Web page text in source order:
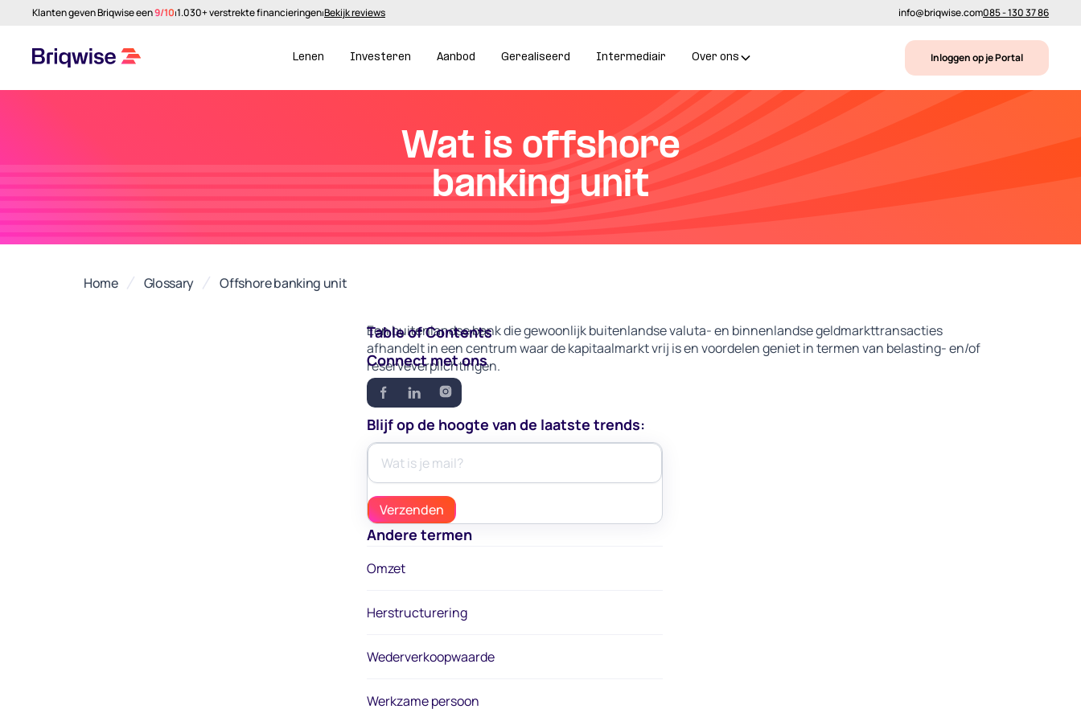
Klanten geven Briqwise een9/10⏐1.030+ verstrekte financieringen⏐Bekijk reviews info@briqwise.com085 - 130 37 86
Lenen Investeren Aanbod Gerealiseerd Intermediair Over ons Inloggen op je Portal
Wat is offshore
banking unit
Home Glossary Offshore banking unit
Table of Contents
Connect met ons
Blijf op de hoogte van de laatste trends:
Andere termen
Omzet
Herstructurering
Wederverkoopwaarde
Werkzame persoon
Een buitenlandse bank die gewoonlijk buitenlandse valuta- en binnenlandse geldmarkttransacties
afhandelt in een centrum waar de kapitaalmarkt vrij is en voordelen geniet in termen van belasting- en/of
reserveverplichtingen.